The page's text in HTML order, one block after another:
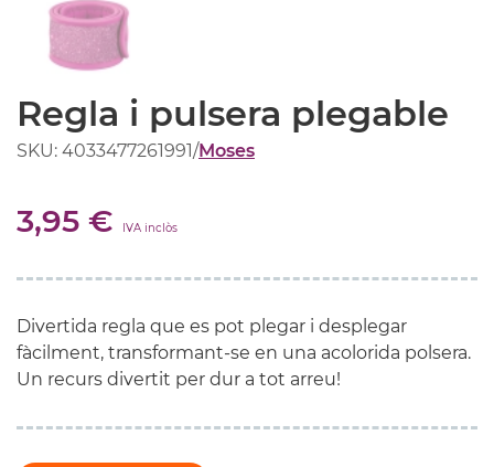
Regla i pulsera plegable
SKU: 4033477261991/Moses
3,95 € IVA inclòs
Divertida regla que es pot plegar i desplegar
fàcilment, transformant-se en una acolorida polsera.
Un recurs divertit per dur a tot arreu!